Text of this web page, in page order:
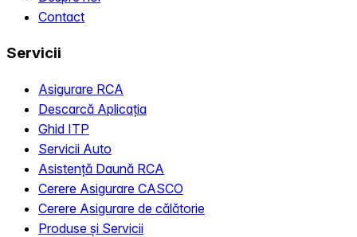
Contact
Servicii
Asigurare RCA
Descarcă Aplicația
Ghid ITP
Servicii Auto
Asistență Daună RCA
Cerere Asigurare CASCO
Cerere Asigurare de călătorie
Produse și Servicii